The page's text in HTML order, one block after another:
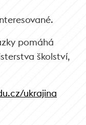
pomáhá
školství,
ukrajina